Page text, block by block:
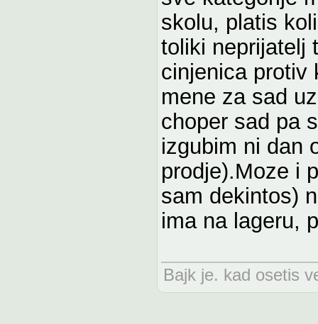
skolu, platis
toliki neprijatelj
cinjenica protiv
mene za sad
choper sad pa
izgubim ni dan
prodje).Moze i
sam dekintos)
ima na lageru,
Bajk je. kad osetis